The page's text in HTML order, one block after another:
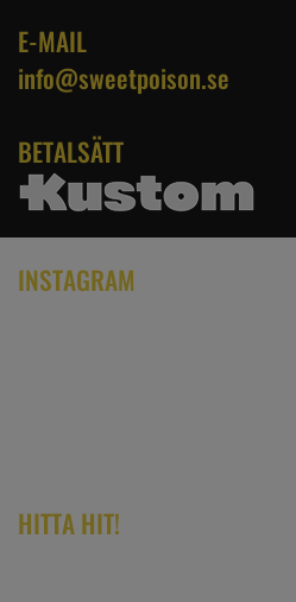
E-MAIL
info@sweetpoison.se
BETALSÄTT
INSTAGRAM
HITTA HIT!